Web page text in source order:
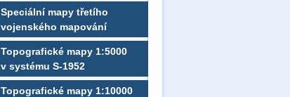
Speciální mapy třetího
vojenského mapování
Topografické mapy 1:5000
v systému S-1952
Topografické mapy 1:10000